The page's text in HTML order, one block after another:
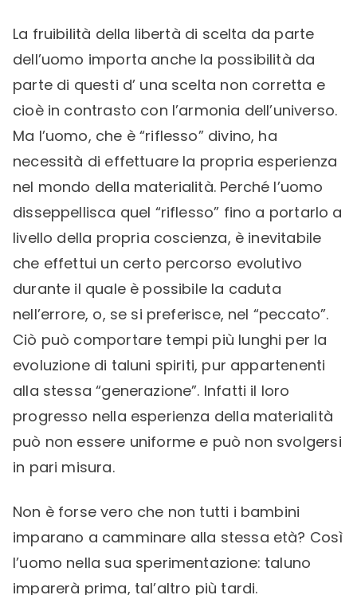
La fruibilità della libertà di scelta da parte
dell’uomo importa anche la possibilità da
parte di questi d’ una scelta non corretta e
cioè in contrasto con l’armonia dell’universo.
Ma l’uomo, che è “riflesso” divino, ha
necessità di effettuare la propria esperienza
nel mondo della materialità. Perché l’uomo
disseppellisca quel “riflesso” fino a portarlo a
livello della propria coscienza, è inevitabile
che effettui un certo percorso evolutivo
durante il quale è possibile la caduta
nell’errore, o, se si preferisce, nel “peccato”.
Ciò può comportare tempi più lunghi per la
evoluzione di taluni spiriti, pur appartenenti
alla stessa “generazione”. Infatti il loro
progresso nella esperienza della materialità
può non essere uniforme e può non svolgersi
in pari misura.
Non è forse vero che non tutti i bambini
imparano a camminare alla stessa età? Così
l’uomo nella sua sperimentazione: taluno
imparerà prima, tal’altro più tardi.